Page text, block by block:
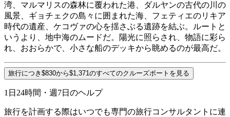
湾、マルマリスの森林に覆われた港、ダルヤンの古代の川の
風景、ギョチェクの島々に囲まれた海、フェティエのリキア
時代の遺産、ケコヴァの心を揺さぶる遺跡を結ぶ。ルートと
いうより、地中海のムードだ。陽光に照らされ、物語に彩ら
れ、おおらかで、小さな船のデッキから眺めるのが最高だ。
旅行につき$830から$1,371のすべてのクルーズボートを見る
1日24時間・週7日のヘルプ
旅行を計画する際はいつでも専門の旅行コンサルタントに連